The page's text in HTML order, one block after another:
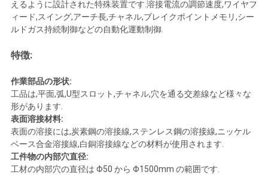
要
求
し
な
さ
い
えるように設計された特殊装置です.溶接電流の調節速度,ワイヤフ
ィード,スイング,アーチ長,チャネル,ブレイクポイントメモリ,シー
ルドガス持続制御などの自動化運動制御.
特徴:
作業部品の形状:
工品は,平面,弧,U型スロット,チャネル,穴を通る交差線など様々な
形があります.
表面溶接材料:
表面の溶接には,炭素鋼の溶接線,ステンレス鋼の溶接線,ニッケル
ベース合金溶接線,白銅溶接線などの材料が使用されます.
工件物の内部穴直径:
工材の内部穴の直径は Φ50 から Φ1500mm の範囲です.